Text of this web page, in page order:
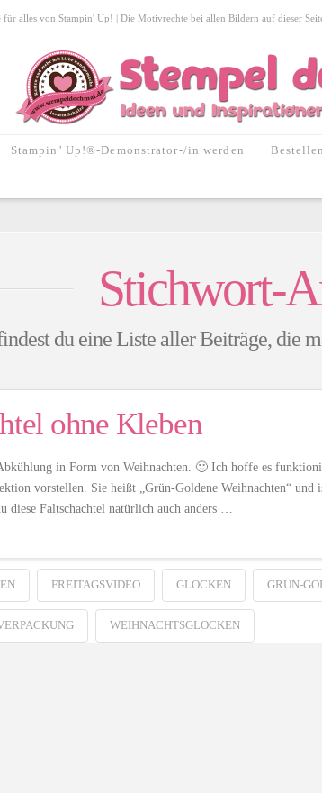
alles von Stampin' Up! | Die Motivrechte bei allen Bildern auf dieser
Stampin’ Up!®-Demonstrator-/in werden Bestellen
Stichwort-
du eine Liste aller Beiträge, die
ohne Kleben
in Form von Weihnachten. 🙂 Ich hoffe es
vorstellen. Sie heißt „Grün-Goldene Weihnachten“ und
diese Faltschachtel natürlich auch anders …
FREITAGSVIDEO GLOCKEN GRÜN-
WEIHNACHTSGLOCKEN